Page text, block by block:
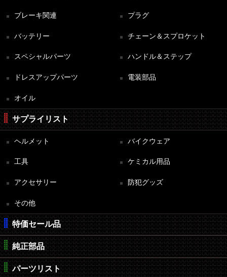
ブレーキ関連 プラグ
バッテリー チェーン＆スプロケット
スペシャルパーツ ハンドル＆ステップ
ドレスアップパーツ 電装部品
オイル
サプライリスト
ヘルメット バイクウェア
工具 ケミカル用品
アクセサリー 防犯グッズ
その他
特価セール品
純正部品
パーツリスト